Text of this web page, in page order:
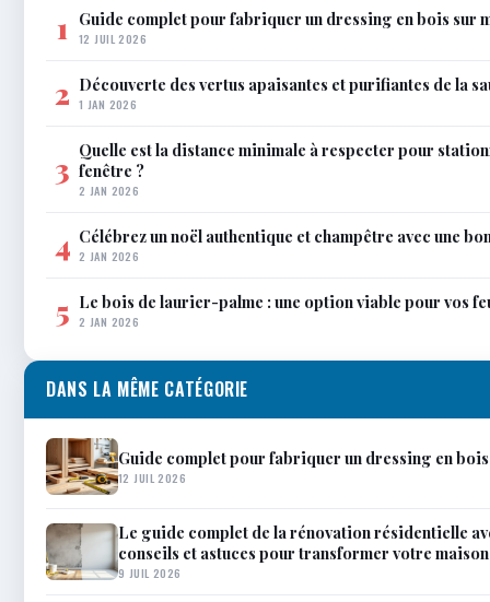
1 Guide complet pour fabriquer un dressing en bois sur
12 JUIL 2026
2 Découverte des vertus apaisantes et purifiantes de la
1 JAN 2026
3 Quelle est la distance minimale à respecter pour
fenêtre ?
2 JAN 2026
4 Célébrez un noël authentique et champêtre avec une
2 JAN 2026
5 Le bois de laurier-palme : une option viable pour vos
2 JAN 2026
DANS LA MÊME CATÉGORIE
Guide complet pour fabriquer un dressing en
12 JUIL 2026
Le guide complet de la rénovation résidentielle
conseils et astuces pour transformer votre maison
9 JUIL 2026